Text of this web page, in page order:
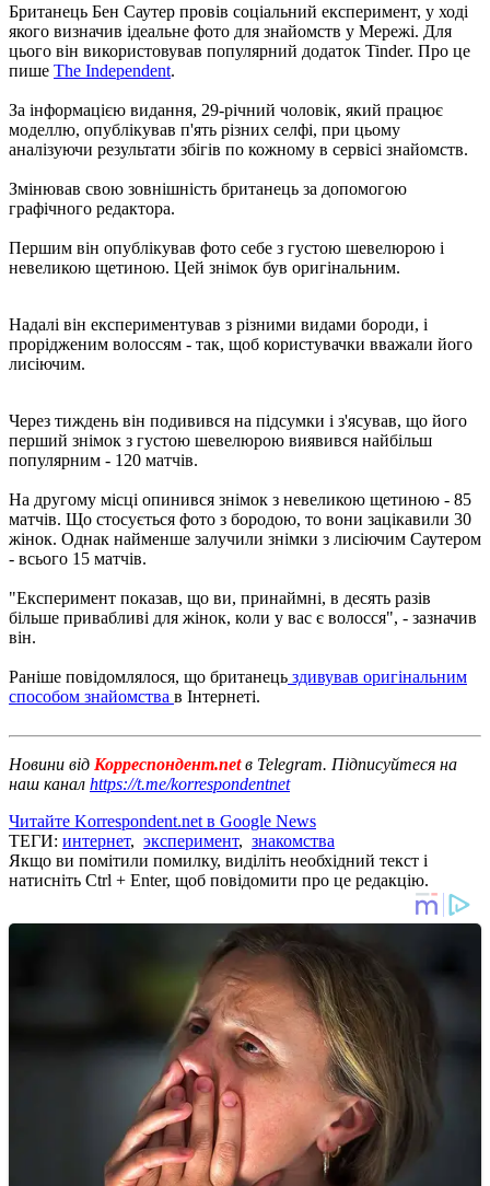
Британець Бен Саутер провів соціальний експеримент, у ході
якого визначив ідеальне фото для знайомств у Мережі. Для
цього він використовував популярний додаток Tinder. Про це
пише The Independent.
За інформацією видання, 29-річний чоловік, який працює
моделлю, опублікував п'ять різних селфі, при цьому
аналізуючи результати збігів по кожному в сервісі знайомств.
Змінював свою зовнішність британець за допомогою
графічного редактора.
Першим він опублікував фото себе з густою шевелюрою і
невеликою щетиною. Цей знімок був оригінальним.
Надалі він експериментував з різними видами бороди, і
прорідженим волоссям - так, щоб користувачки вважали його
лисіючим.
Через тиждень він подивився на підсумки і з'ясував, що його
перший знімок з густою шевелюрою виявився найбільш
популярним - 120 матчів.
На другому місці опинився знімок з невеликою щетиною - 85
матчів. Що стосується фото з бородою, то вони зацікавили 30
жінок. Однак найменше залучили знімки з лисіючим Саутером
- всього 15 матчів.
"Експеримент показав, що ви, принаймні, в десять разів
більше привабливі для жінок, коли у вас є волосся", - зазначив
він.
Раніше повідомлялося, що британець здивував оригінальним
способом знайомства в Інтернеті.
Новини від Корреспондент.netв Telegram. Підписуйтеся на
наш канал https://t.me/korrespondentnet
Читайте Korrespondent.net в Google News
ТЕГИ: интернет, эксперимент, знакомства
Якщо ви помітили помилку, виділіть необхідний текст і
натисніть Ctrl + Enter, щоб повідомити про це редакцію.